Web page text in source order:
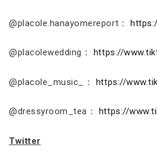
@placole.hanayomereport：
@placolewedding： https://
@placole_music_： https://
@dressyroom_tea： https://
Twitter